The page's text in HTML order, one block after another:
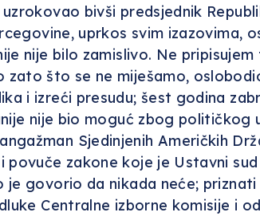
bivši predsjednik
uprkos svim izazovima,
nije bilo zamislivo. Ne
zato što se ne miješamo,
i izreći presudu; šest godina
nije bio moguć zbog političkog
Sjedinjenih Američkih
zakone koje je Ustavni
govorio da nikada neće;
Centralne izborne komisije i